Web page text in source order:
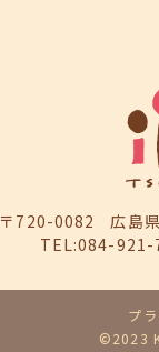
〒720-0082
広島
TEL:084-921-
プ
©2023